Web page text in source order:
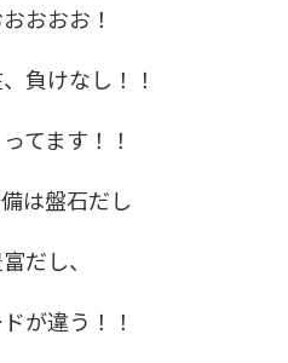
おおお！
負けなし！！
てます！！
は盤石だし
だし、
が違う！！